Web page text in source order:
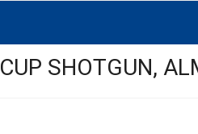
SHOTGUN,